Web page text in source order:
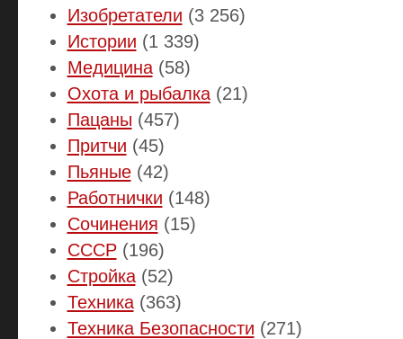
Изобретатели (3 256)
Истории (1 339)
Медицина(58)
Охота и рыбалка(21)
Пацаны (457)
Притчи (45)
Пьяные(42)
Работнички (148)
Сочинения (15)
СССР(196)
Стройка(52)
Техника(363)
Техника Безопасности (271)